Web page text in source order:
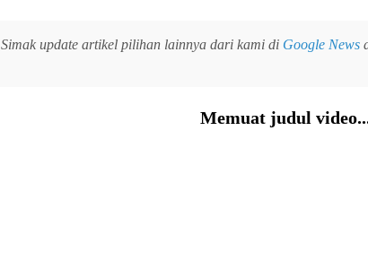
Simak update artikel pilihan lainnya dari kami di Google News
Memuat judul